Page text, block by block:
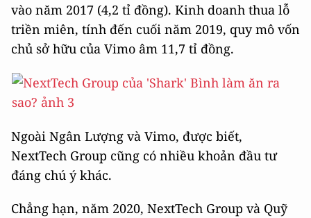
vào năm 2017 (4,2 tỉ đồng). Kinh doanh thua lỗ
triền miên, tính đến cuối năm 2019, quy mô vốn
chủ sở hữu của Vimo âm 11,7 tỉ đồng.
Ngoài Ngân Lượng và Vimo, được biết,
NextTech Group cũng có nhiều khoản đầu tư
đáng chú ý khác.
Chẳng hạn, năm 2020, NextTech Group và Quỹ